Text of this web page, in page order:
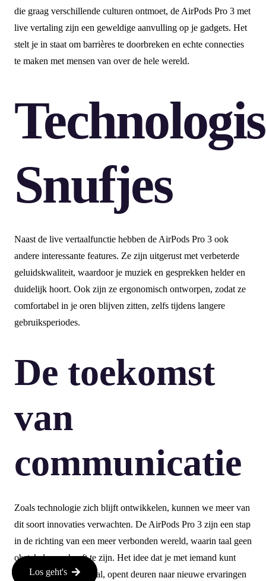
die graag verschillende culturen ontmoet, de AirPods Pro 3 met
live vertaling zijn een geweldige aanvulling op je gadgets. Het
stelt je in staat om barrières te doorbreken en echte connecties
te maken met mensen van over de hele wereld.
Snufjes
Naast de live vertaalfunctie hebben de AirPods Pro 3 ook
andere interessante features. Ze zijn uitgerust met verbeterde
geluidskwaliteit, waardoor je muziek en gesprekken helder en
duidelijk hoort. Ook zijn ze ergonomisch ontworpen, zodat ze
comfortabel in je oren blijven zitten, zelfs tijdens langere
gebruiksperiodes.
De toekomst
van
communicatie
Zoals technologie zich blijft ontwikkelen, kunnen we meer van
dit soort innovaties verwachten. De AirPods Pro 3 zijn een stap
in de richting van een meer verbonden wereld, waarin taal geen
obstakel meer hoeft te zijn. Het idee dat je met iemand kunt
praten, ongeacht de taal, opent deuren naar nieuwe ervaringen
Los geht's